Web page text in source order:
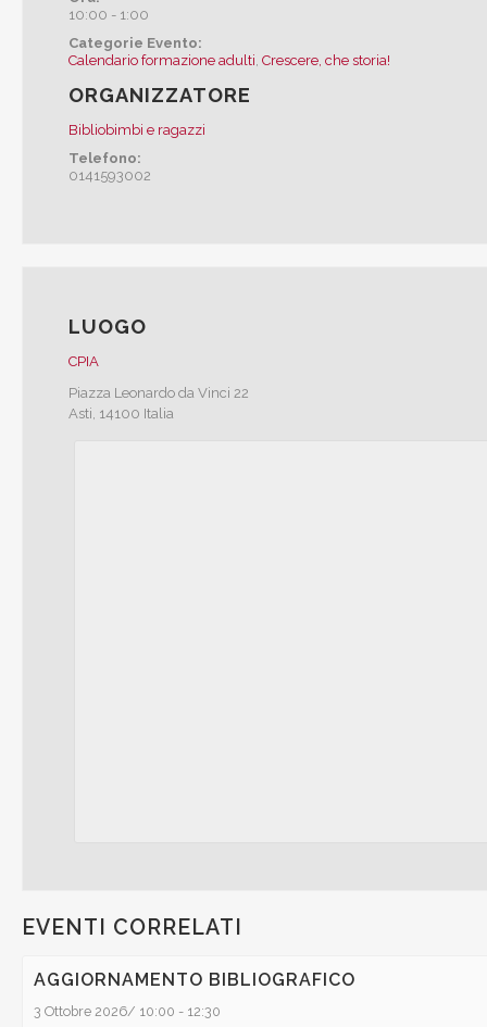
10:00 - 1:00
Categorie Evento:
Calendario formazione adulti,Crescere, che storia!
ORGANIZZATORE
Bibliobimbi e ragazzi
Telefono:
0141593002
LUOGO
CPIA
Piazza Leonardo da Vinci 22
Asti, 14100 Italia
EVENTI CORRELATI
AGGIORNAMENTO BIBLIOGRAFICO
3 Ottobre 2026/ 10:00 - 12:30